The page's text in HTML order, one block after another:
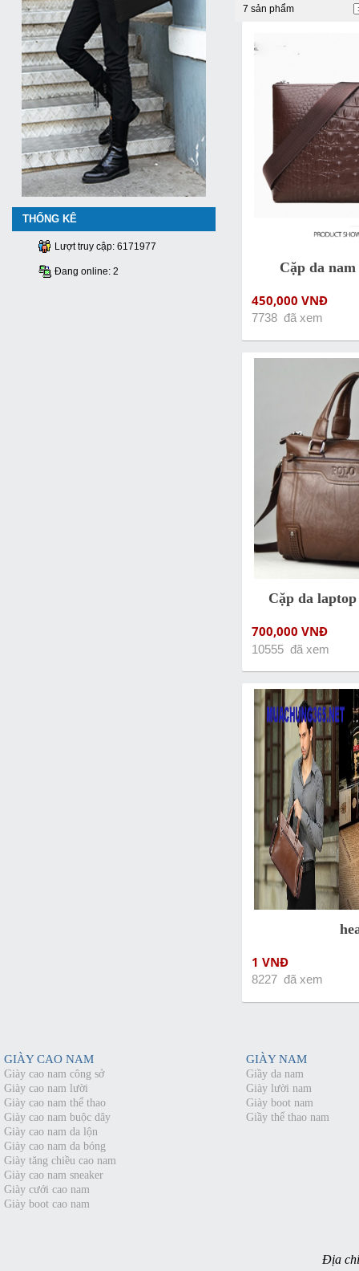
THỐNG KÊ
Lượt truy cập: 6171977
Đang online: 2
7 sản phẩm
Cặp da
450,000 VNĐ
7738 đã xem
Cặp da
700,000 VNĐ
10555 đã xem
1 VNĐ
8227 đã xem
GIÀY CAO NAM
Giày cao nam công sở
Giày cao nam lười
Giày cao nam thể thao
Giày cao nam buộc dây
Giày cao nam da lộn
Giày cao nam da bóng
Giày tăng chiều cao nam
Giày cao nam sneaker
Giày cưới cao nam
Giày boot cao nam
GIÀY NAM
Giầy da nam
Giày lười nam
Giày boot nam
Giầy thể thao nam
Địa